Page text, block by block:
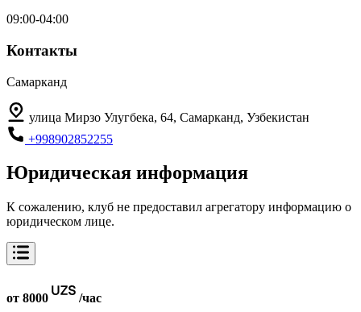
09:00-04:00
Контакты
Самарканд
улица Мирзо Улугбека, 64, Самарканд, Узбекистан
+998902852255
Юридическая информация
К сожалению, клуб не предоставил агрегатору информацию о
юридическом лице.
от 8000 /час